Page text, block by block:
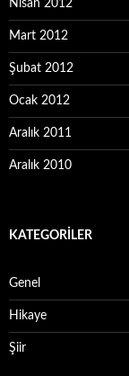
Nisan 2012
Mart 2012
Şubat 2012
Ocak 2012
Aralık 2011
Aralık 2010
KATEGORILER
Genel
Hikaye
Şiir